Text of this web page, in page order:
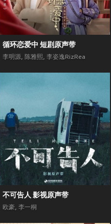
循环恋爱中 短剧原声带
李明源, 陈雅熙, 李姿逸RizRea
不可告人 影视原声带
欧豪, 李一桐